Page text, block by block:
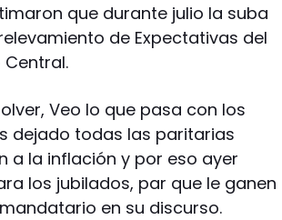
que durante julio la suba
de Expectativas del
Central.
Veo lo que pasa con los
dejado todas las paritarias
a la inflación y por eso ayer
los jubilados, par que le ganen
en su discurso.